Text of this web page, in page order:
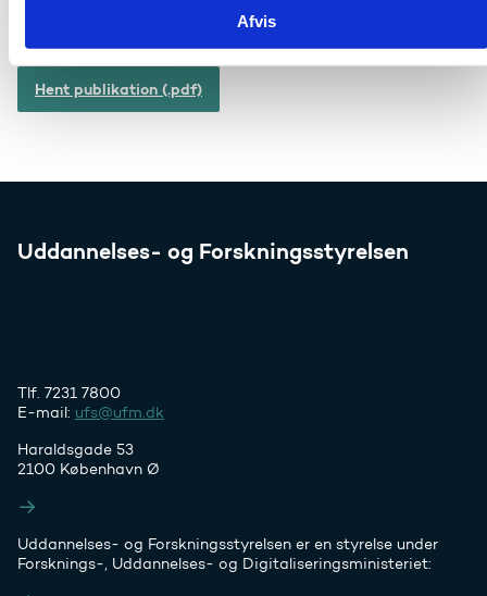
Afvis
aftagere af forskningen. Der er suppleret med data for
publikationer inden for området.
Hent publikation (.pdf)
Uddannelses- og Forskningsstyrelsen
Tlf. 7231 7800
E-mail: ufs@ufm.dk
Haraldsgade 53
2100 København Ø
Uddannelses- og Forskningsstyrelsen er en styrelse under
Forsknings-, Uddannelses- og Digitaliseringsministeriet: